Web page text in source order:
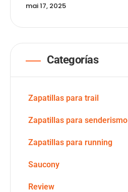
mai 17, 2025
Categorías
Zapatillas para trail
Zapatillas para senderismo
Zapatillas para running
Saucony
Review